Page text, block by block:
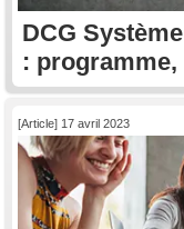
DCG
:
[Article] 17 avril 2023